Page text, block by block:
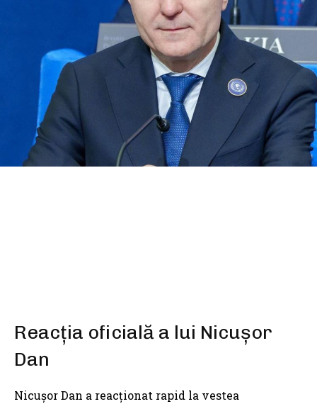
Reacția oficială a lui Nicușor
Dan
Nicușor Dan a reacționat rapid la vestea